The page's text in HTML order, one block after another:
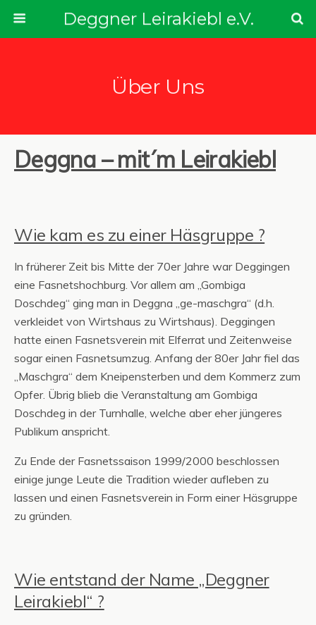
Deggner Leirakiebl e.V.
Über Uns
Deggna – mit´m Leirakiebl
Wie kam es zu einer Häsgruppe ?
In früherer Zeit bis Mitte der 70er Jahre war Deggingen
eine Fasnetshochburg. Vor allem am „Gombiga
Doschdeg“ ging man in Deggna „ge-maschgra“ (d.h.
verkleidet von Wirtshaus zu Wirtshaus). Deggingen
hatte einen Fasnetsverein mit Elferrat und Zeitenweise
sogar einen Fasnetsumzug. Anfang der 80er Jahr fiel das
„Maschgra“ dem Kneipensterben und dem Kommerz zum
Opfer. Übrig blieb die Veranstaltung am Gombiga
Doschdeg in der Turnhalle, welche aber eher jüngeres
Publikum anspricht.
Zu Ende der Fasnetssaison 1999/2000 beschlossen
einige junge Leute die Tradition wieder aufleben zu
lassen und einen Fasnetsverein in Form einer Häsgruppe
zu gründen.
Wie entstand der Name „Deggner
Leirakiebl“ ?